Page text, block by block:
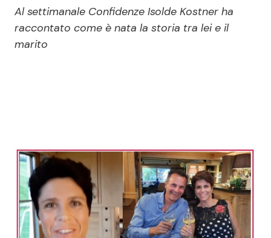
Persone Scomparse
Politica
Programmi TV
News Cinema
News Musica
News Spettacolo
News dal mondo
Al settimanale Confidenze Isolde Kostner ha
raccontato come è nata la storia tra lei e il
marito